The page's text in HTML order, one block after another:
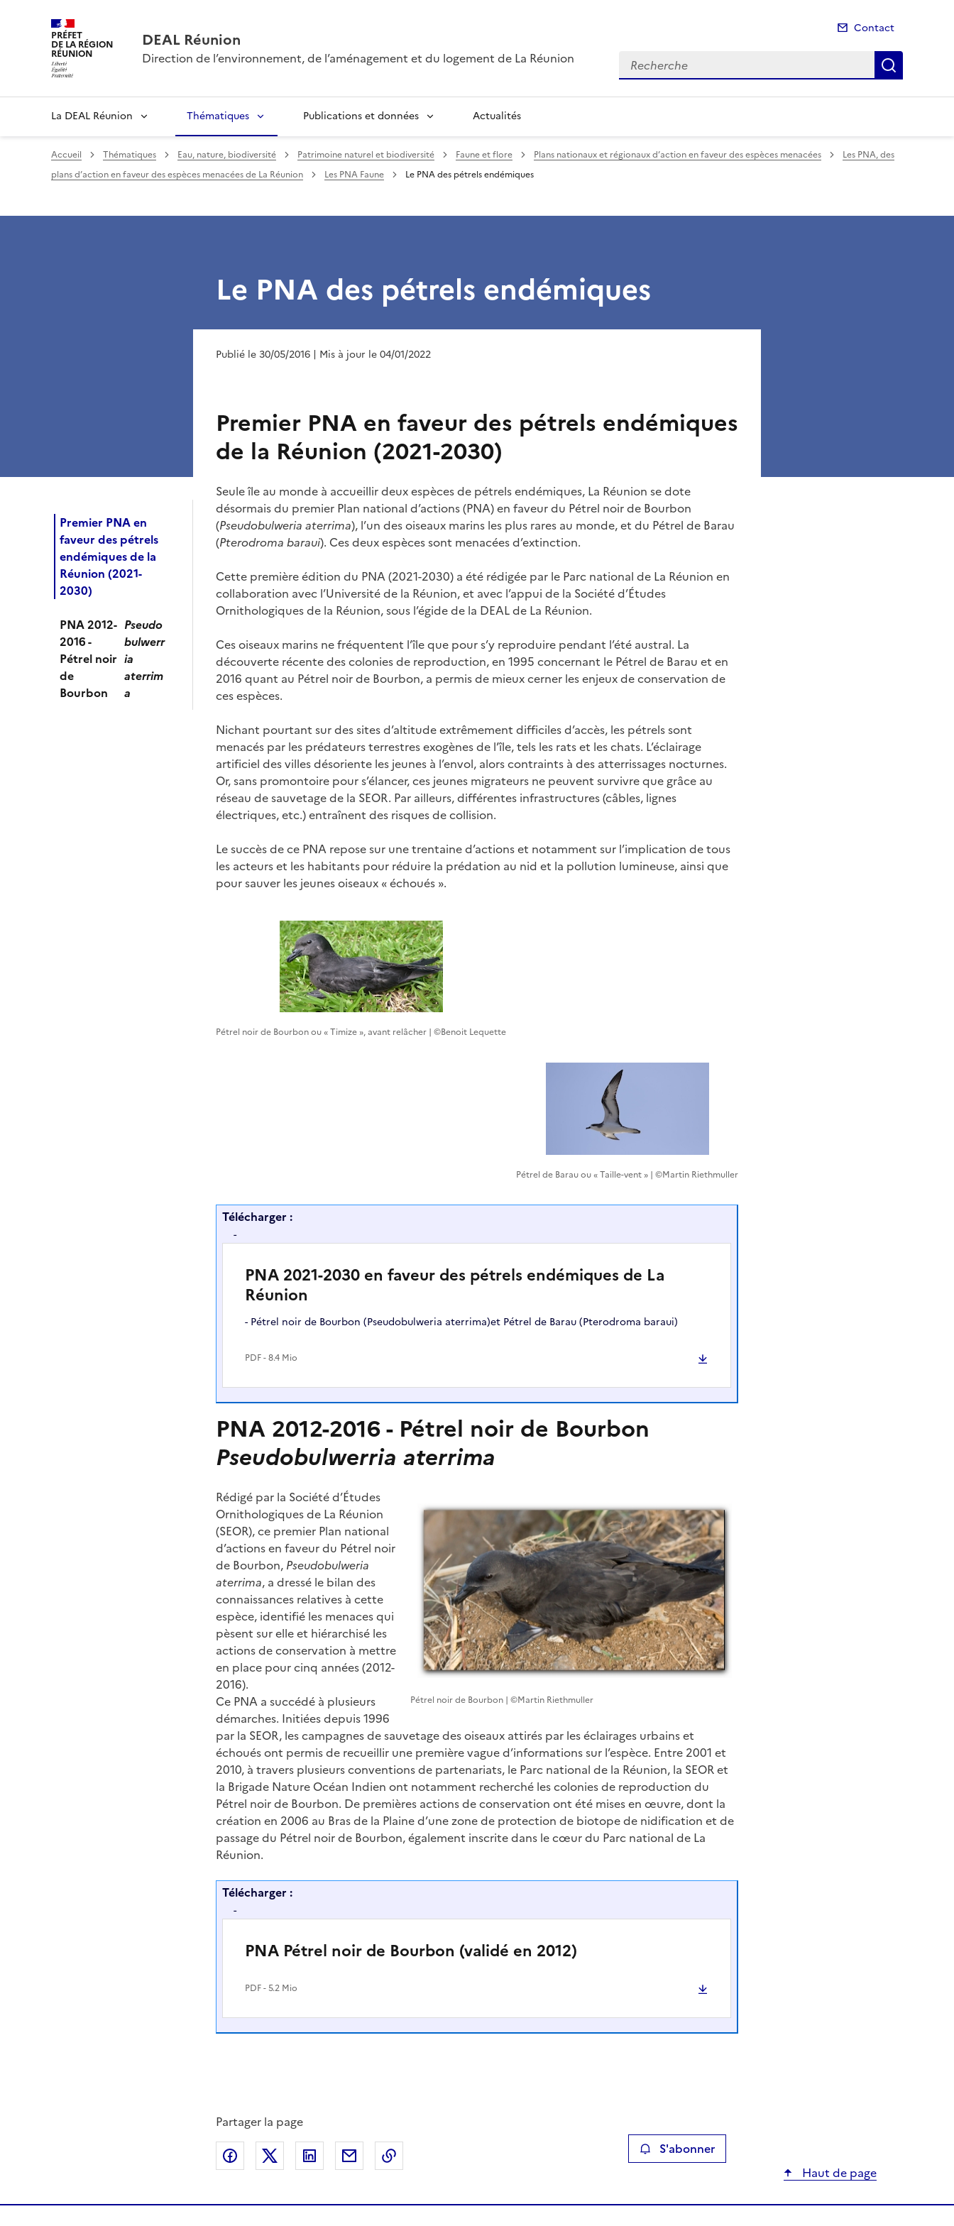
PRÉFET
DE LA RÉGION
RÉUNION
DEAL Réunion
Direction de l’environnement, de l’aménagement et du logement de La Réunion
Contact
Recherche
La DEAL Réunion Thématiques Publications et données Actualités
Accueil Thématiques Eau, nature, biodiversité Patrimoine naturel et biodiversité Faune et flore Plans nationaux et régionaux d’action en faveur des espèces menacées
Les PNA, des
plans d’action en faveur des espèces menacées de La Réunion
Les PNA Faune Le PNA des pétrels endémiques
Premier PNA en
faveur des pétrels
endémiques de la
Réunion (2021-
2030)
PNA 2012-
2016 -
Pétrel noir
de
Bourbon
Pseudo
bulwerr
ia
aterrim
a
Le PNA des pétrels endémiques
Publié le 30/05/2016 | Mis à jour le 04/01/2022
Premier PNA en faveur des pétrels endémiques
de la Réunion (2021-2030)
Seule île au monde à accueillir deux espèces de pétrels endémiques, La Réunion se dote
désormais du premier Plan national d’actions (PNA) en faveur du Pétrel noir de Bourbon
(Pseudobulweria aterrima), l’un des oiseaux marins les plus rares au monde, et du Pétrel de Barau
(Pterodroma baraui). Ces deux espèces sont menacées d’extinction.
Cette première édition du PNA (2021-2030) a été rédigée par le Parc national de La Réunion en
collaboration avec l’Université de la Réunion, et avec l’appui de la Société d’Études
Ornithologiques de la Réunion, sous l’égide de la DEAL de La Réunion.
Ces oiseaux marins ne fréquentent l’île que pour s’y reproduire pendant l’été austral. La
découverte récente des colonies de reproduction, en 1995 concernant le Pétrel de Barau et en
2016 quant au Pétrel noir de Bourbon, a permis de mieux cerner les enjeux de conservation de
ces espèces.
Nichant pourtant sur des sites d’altitude extrêmement difficiles d’accès, les pétrels sont
menacés par les prédateurs terrestres exogènes de l’île, tels les rats et les chats. L’éclairage
artificiel des villes désoriente les jeunes à l’envol, alors contraints à des atterrissages nocturnes.
Or, sans promontoire pour s’élancer, ces jeunes migrateurs ne peuvent survivre que grâce au
réseau de sauvetage de la SEOR. Par ailleurs, différentes infrastructures (câbles, lignes
électriques, etc.) entraînent des risques de collision.
Le succès de ce PNA repose sur une trentaine d’actions et notamment sur l’implication de tous
les acteurs et les habitants pour réduire la prédation au nid et la pollution lumineuse, ainsi que
pour sauver les jeunes oiseaux « échoués ».
Pétrel noir de Bourbon ou « Timize », avant relâcher | ©Benoit Lequette
Pétrel de Barau ou « Taille-vent » | ©Martin Riethmuller
Télécharger :
-
PNA 2021-2030 en faveur des pétrels endémiques de La
Réunion
PDF- 8.4 Mio
- Pétrel noir de Bourbon (Pseudobulweria aterrima)et Pétrel de Barau (Pterodroma baraui)
PNA 2012-2016 - Pétrel noir de Bourbon
Pseudobulwerria aterrima
Pétrel noir de Bourbon | ©Martin Riethmuller
Rédigé par la Société d’Études
Ornithologiques de La Réunion
(SEOR), ce premier Plan national
d’actions en faveur du Pétrel noir
de Bourbon, Pseudobulweria
aterrima, a dressé le bilan des
connaissances relatives à cette
espèce, identifié les menaces qui
pèsent sur elle et hiérarchisé les
actions de conservation à mettre
en place pour cinq années (2012-
2016).
Ce PNA a succédé à plusieurs
démarches. Initiées depuis 1996
par la SEOR, les campagnes de sauvetage des oiseaux attirés par les éclairages urbains et
échoués ont permis de recueillir une première vague d’informations sur l’espèce. Entre 2001 et
2010, à travers plusieurs conventions de partenariats, le Parc national de la Réunion, la SEOR et
la Brigade Nature Océan Indien ont notamment recherché les colonies de reproduction du
Pétrel noir de Bourbon. De premières actions de conservation ont été mises en œuvre, dont la
création en 2006 au Bras de la Plaine d’une zone de protection de biotope de nidification et de
passage du Pétrel noir de Bourbon, également inscrite dans le cœur du Parc national de La
Réunion.
Télécharger :
-
PNA Pétrel noir de Bourbon (validé en 2012)
PDF- 5.2 Mio
Partager la page
Partager sur Facebook
Partager sur XPartager sur LinkedIn
Partager par emailCopier le lien de la page dans le presse-papier S'abonner
Haut de page